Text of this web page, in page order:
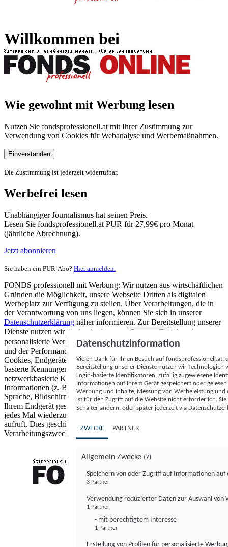
Willkommen bei
Wie gewohnt mit Werbung lesen
Nutzen Sie fondsprofessionell.at mit Ihrer Zustimmung zur
Verwendung von Cookies für Webanalyse und Werbemaßnahmen.
Einverstanden
Die Zustimmung ist jederzeit widerrufbar.
Werbefrei lesen
Unabhängiger Journalismus hat seinen Preis.
Lesen Sie fondsprofessionell.at PUR für 27,99€ pro Monat
(jährliche Abrechnung).
Jetzt abonnieren
Sie haben ein PUR-Abo? Hier anmelden.
FONDS professionell mit Werbung: Wir nutzen aus wirtschaftlichen
Gründen die Möglichkeit, unsere Webseite Dritten als digitalen
Werbeplatz zur Verfügung zu stellen. Über Verarbeitungen, die in
der Verantwortung von uns liegen, können Sie sich in unserer
Datenschutzerklärung näher informieren. Zur Bereitstellung unserer
Dienste nutzen wir Technologien von
Partnern (5)
. Zwecke:
personalisierte Werbung und Inhalte, Messung von Werbeleistung
und der Performance von Inhalten sowie Zielgruppenforschung.
Cookies, Endgeräte- oder ähnliche Online-Kennungen (z. B. login-
basierte Kennungen, zufällig generierte Kennungen,
netzwerkbasierte Kennungen) können zusammen mit anderen
Informationen (z. B. Browsertyp und Browserinformationen,
Sprache, Bildschirmgröße, unterstützte Technologien usw.) auf
Ihrem Endgerät gespeichert oder von dort ausgelesen werden, um es
jedes Mal wiederzuerkennen, wenn es eine App oder einer Webseite
aufruft. Dies geschieht für einen oder mehrere der hier aufgeführten
Verarbeitungszwecke.
Datenschutzinformation
Vielen Dank für Ihren Besuch auf
Bereitstellung unserer Dienste nutzen wir Technologien
Login-basierte Identifikatoren, zufällig zugewiesene
Informationen auf Ihrem Gerät gespeichert oder
Werbung und Inhalte, Messung von Werbeleistung
ist für den Zugriff auf die Website nicht erforderlich.
Schalter ändern, oder später jederzeit via
ZWECKE PARTNER
Allgemein Zwecke (7)
Speichern von oder Zugriff auf Informationen auf
3 Partner
Verwendung reduzierter Daten zur Auswahl von
1 Partner
- mit berechtigtem Interesse
1 Partner
Erstellung von Profilen für personalisierte
FONDS professionell